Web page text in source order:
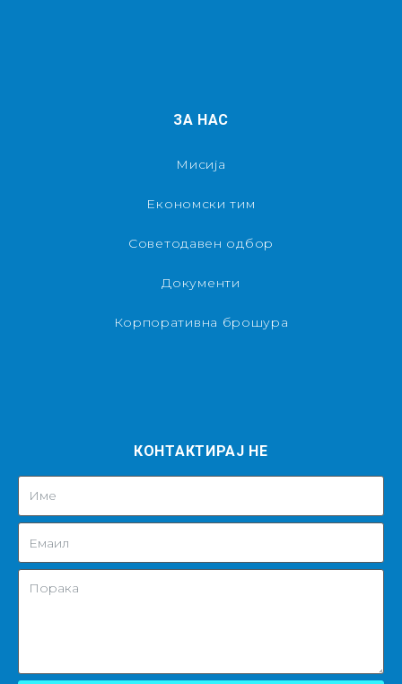
ЗА НАС
Мисија
Економски тим
Советодавен одбор
Документи
Корпоративна брошура
КОНТАКТИРАЈ НЕ